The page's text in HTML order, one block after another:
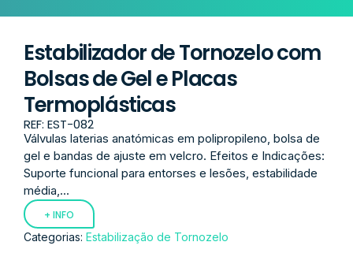
Estabilizador de Tornozelo com
Bolsas de Gel e Placas
Termoplásticas
REF: EST-082
Válvulas laterias anatómicas em polipropileno, bolsa de
gel e bandas de ajuste em velcro. Efeitos e Indicações:
Suporte funcional para entorses e lesões, estabilidade
média,...
+ INFO
Categorias: Estabilização de Tornozelo